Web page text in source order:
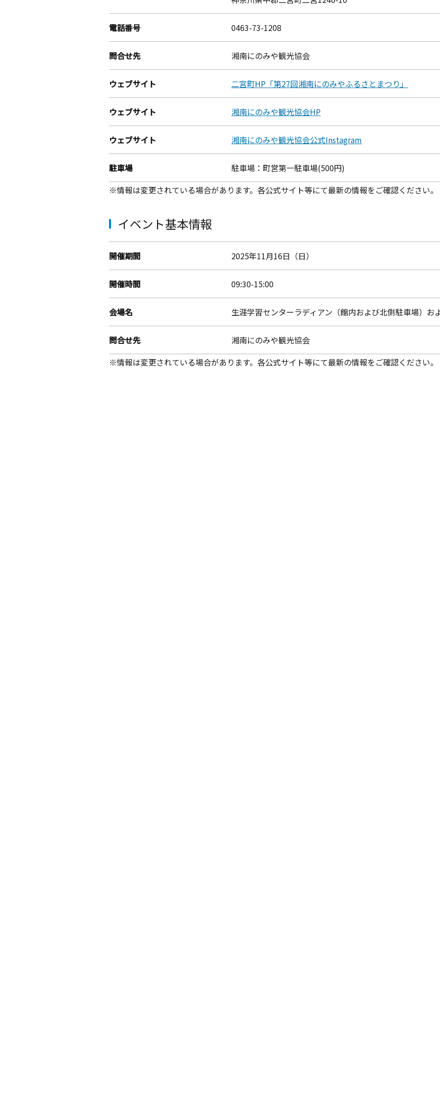
電話番号 0463-73-1208
問合せ先 湘南にのみや観光協会
ウェブサイト 二宮町HP「第27回湘南にのみやふるさとまつり」
ウェブサイト 湘南にのみや観光協会HP
ウェブサイト 湘南にのみや観光協会公式Instagram
駐車場
駐車場：町営第一駐車場(500円)
※情報は変更されている場合があります。各公式サイト等にて最新の情報をご確認ください。
イベント基本情報
開催期間 2025年11月16日（日）
開催時間 09:30-15:00
会場名 生涯学習センターラディアン（館内および北側駐車場）お
問合せ先
湘南にのみや観光協会
※情報は変更されている場合があります。各公式サイト等にて最新の情報をご確認ください。